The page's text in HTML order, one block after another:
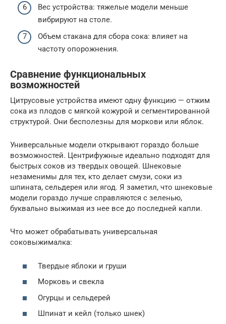
Вес устройства: тяжелые модели меньше
вибрируют на столе.
Объем стакана для сбора сока: влияет на
частоту опорожнения.
Сравнение функциональных
возможностей
Цитрусовые устройства имеют одну функцию — отжим
сока из плодов с мягкой кожурой и сегментированной
структурой. Они бесполезны для моркови или яблок.
Универсальные модели открывают гораздо больше
возможностей. Центрифужные идеально подходят для
быстрых соков из твердых овощей. Шнековые
незаменимы для тех, кто делает смузи, соки из
шпината, сельдерея или ягод. Я заметил, что шнековые
модели гораздо лучше справляются с зеленью,
буквально выжимая из нее все до последней капли.
Что может обрабатывать универсальная
соковыжималка:
Твердые яблоки и груши
Морковь и свекла
Огурцы и сельдерей
Шпинат и кейл (только шнек)